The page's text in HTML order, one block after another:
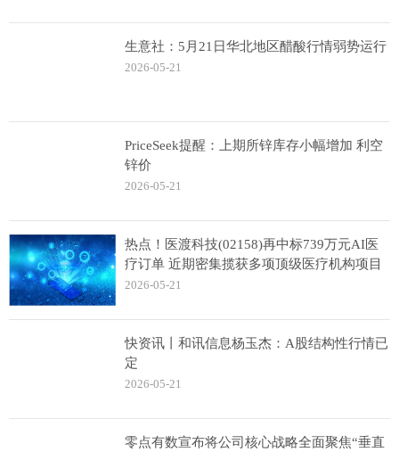
生意社：5月21日华北地区醋酸行情弱势运行
2026-05-21
PriceSeek提醒：上期所锌库存小幅增加 利空
锌价
2026-05-21
热点！医渡科技(02158)再中标739万元AI医
疗订单 近期密集揽获多项顶级医疗机构项目
2026-05-21
快资讯丨和讯信息杨玉杰：A股结构性行情已
定
2026-05-21
零点有数宣布将公司核心战略全面聚焦“垂直